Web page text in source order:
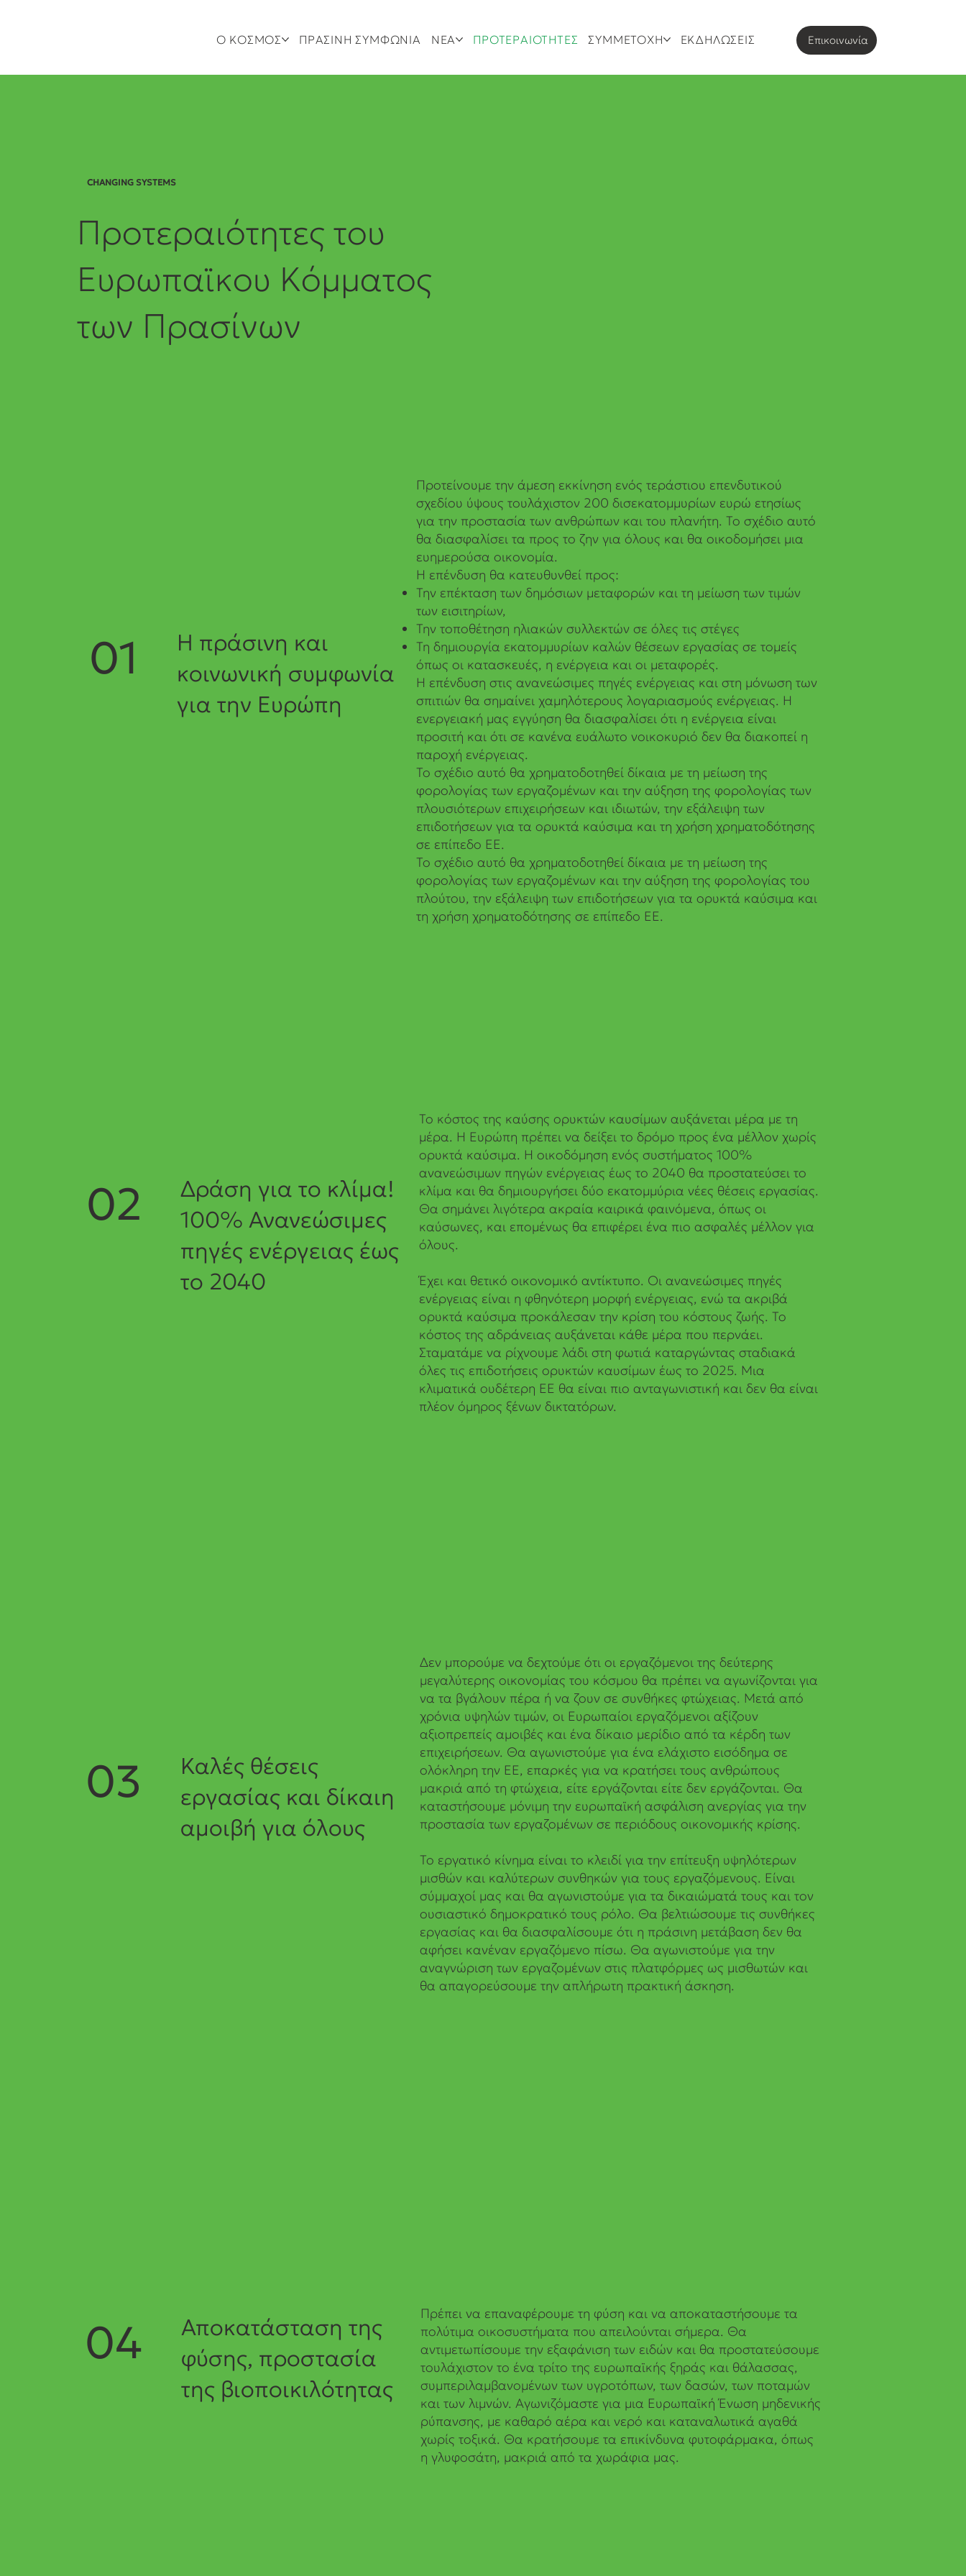
Ο ΚΟΣΜΟΣ ΠΡΑΣΙΝΗ ΣΥΜΦΩΝΙΑ ΝΕΑ ΠΡΟΤΕΡΑΙΟΤΗΤΕΣ ΣΥΜΜΕΤΟΧΗ ΕΚΔΗΛΩΣΕΙΣ Eπικοινωνία
CHANGING SYSTEMS
Προτεραιότητες του
Ευρωπαϊκου Κόμματος
των Πρασίνων
01
Η πράσινη και
κοινωνική συμφωνία
για την Ευρώπη
Προτείνουμε την άμεση εκκίνηση ενός τεράστιου επενδυτικού
σχεδίου ύψους τουλάχιστον 200 δισεκατομμυρίων ευρώ ετησίως
για την προστασία των ανθρώπων και του πλανήτη. Το σχέδιο αυτό
θα διασφαλίσει τα προς το ζην για όλους και θα οικοδομήσει μια
ευημερούσα οικονομία.​
Η επένδυση θα κατευθυνθεί προς:
Την επέκταση των δημόσιων μεταφορών και τη μείωση των τιμών
των εισιτηρίων,
Την τοποθέτηση ηλιακών συλλεκτών σε όλες τις στέγες
Τη δημιουργία εκατομμυρίων καλών θέσεων εργασίας σε τομείς
όπως οι κατασκευές, η ενέργεια και οι μεταφορές.
Η επένδυση στις ανανεώσιμες πηγές ενέργειας και στη μόνωση των
σπιτιών θα σημαίνει χαμηλότερους λογαριασμούς ενέργειας. Η
ενεργειακή μας εγγύηση θα διασφαλίσει ότι η ενέργεια είναι
προσιτή και ότι σε κανένα ευάλωτο νοικοκυριό δεν θα διακοπεί η
παροχή ενέργειας.
Το σχέδιο αυτό θα χρηματοδοτηθεί δίκαια με τη μείωση της
φορολογίας των εργαζομένων και την αύξηση της φορολογίας των
πλουσιότερων επιχειρήσεων και ιδιωτών, την εξάλειψη των
επιδοτήσεων για τα ορυκτά καύσιμα και τη χρήση χρηματοδότησης
σε επίπεδο ΕΕ.
Το σχέδιο αυτό θα χρηματοδοτηθεί δίκαια με τη μείωση της
φορολογίας των εργαζομένων και την αύξηση της φορολογίας του
πλούτου, την εξάλειψη των επιδοτήσεων για τα ορυκτά καύσιμα και
τη χρήση χρηματοδότησης σε επίπεδο ΕΕ.
02
Δράση για το κλίμα!
100% Ανανεώσιμες
πηγές ενέργειας έως
το 2040
Το κόστος της καύσης ορυκτών καυσίμων αυξάνεται μέρα με τη
μέρα. Η Ευρώπη πρέπει να δείξει το δρόμο προς ένα μέλλον χωρίς
ορυκτά καύσιμα. Η οικοδόμηση ενός συστήματος 100%
ανανεώσιμων πηγών ενέργειας έως το 2040 θα προστατεύσει το
κλίμα και θα δημιουργήσει δύο εκατομμύρια νέες θέσεις εργασίας.
Θα σημάνει λιγότερα ακραία καιρικά φαινόμενα, όπως οι
καύσωνες, και επομένως θα επιφέρει ένα πιο ασφαλές μέλλον για
όλους.
Έχει και θετικό οικονομικό αντίκτυπο. Οι ανανεώσιμες πηγές
ενέργειας είναι η φθηνότερη μορφή ενέργειας, ενώ τα ακριβά
ορυκτά καύσιμα προκάλεσαν την κρίση του κόστους ζωής. Το
κόστος της αδράνειας αυξάνεται κάθε μέρα που περνάει.
Σταματάμε να ρίχνουμε λάδι στη φωτιά καταργώντας σταδιακά
όλες τις επιδοτήσεις ορυκτών καυσίμων έως το 2025. Μια
κλιματικά ουδέτερη ΕΕ θα είναι πιο ανταγωνιστική και δεν θα είναι
πλέον όμηρος ξένων δικτατόρων.
03
Καλές θέσεις
εργασίας και δίκαιη
αμοιβή για όλους
Δεν μπορούμε να δεχτούμε ότι οι εργαζόμενοι της δεύτερης
μεγαλύτερης οικονομίας του κόσμου θα πρέπει να αγωνίζονται για
να τα βγάλουν πέρα ή να ζουν σε συνθήκες φτώχειας. Μετά από
χρόνια υψηλών τιμών, οι Ευρωπαίοι εργαζόμενοι αξίζουν
αξιοπρεπείς αμοιβές και ένα δίκαιο μερίδιο από τα κέρδη των
επιχειρήσεων. Θα αγωνιστούμε για ένα ελάχιστο εισόδημα σε
ολόκληρη την ΕΕ, επαρκές για να κρατήσει τους ανθρώπους
μακριά από τη φτώχεια, είτε εργάζονται είτε δεν εργάζονται. Θα
καταστήσουμε μόνιμη την ευρωπαϊκή ασφάλιση ανεργίας για την
προστασία των εργαζομένων σε περιόδους οικονομικής κρίσης.
Το εργατικό κίνημα είναι το κλειδί για την επίτευξη υψηλότερων
μισθών και καλύτερων συνθηκών για τους εργαζόμενους. Είναι
σύμμαχοί μας και θα αγωνιστούμε για τα δικαιώματά τους και τον
ουσιαστικό δημοκρατικό τους ρόλο. Θα βελτιώσουμε τις συνθήκες
εργασίας και θα διασφαλίσουμε ότι η πράσινη μετάβαση δεν θα
αφήσει κανέναν εργαζόμενο πίσω. Θα αγωνιστούμε για την
αναγνώριση των εργαζομένων στις πλατφόρμες ως μισθωτών και
θα απαγορεύσουμε την απλήρωτη πρακτική άσκηση.
04
Αποκατάσταση της
φύσης, προστασία
της βιοποικιλότητας
Πρέπει να επαναφέρουμε τη φύση και να αποκαταστήσουμε τα
πολύτιμα οικοσυστήματα που απειλούνται σήμερα. Θα
αντιμετωπίσουμε την εξαφάνιση των ειδών και θα προστατεύσουμε
τουλάχιστον το ένα τρίτο της ευρωπαϊκής ξηράς και θάλασσας,
συμπεριλαμβανομένων των υγροτόπων, των δασών, των ποταμών
και των λιμνών. Αγωνιζόμαστε για μια Ευρωπαϊκή Ένωση μηδενικής
ρύπανσης, με καθαρό αέρα και νερό και καταναλωτικά αγαθά
χωρίς τοξικά. Θα κρατήσουμε τα επικίνδυνα φυτοφάρμακα, όπως
η γλυφοσάτη, μακριά από τα χωράφια μας.